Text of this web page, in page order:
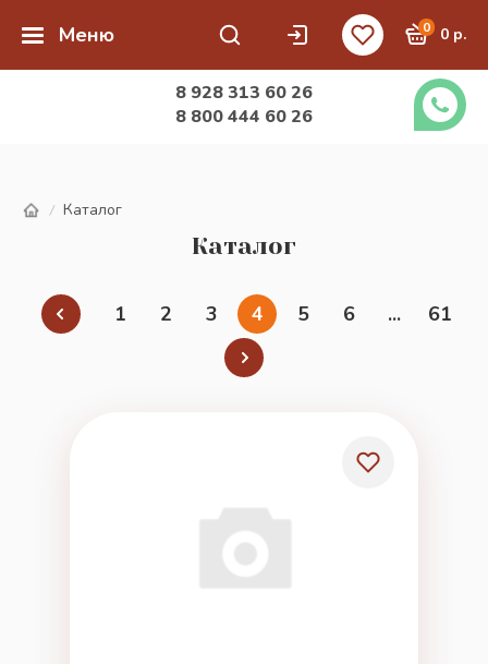
Меню 0 0 р.
8 928 313 60 26
8 800 444 60 26
/ Каталог
Каталог
1 2 3 4 5 6 ... 61